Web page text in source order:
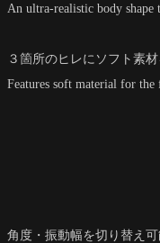
An ultra-realistic body shape
３箇所のヒレにソフト素
Features soft material for the
角度・振動幅を切り替え